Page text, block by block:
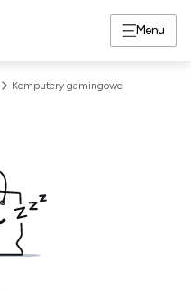
Menu
Komputery gamingowe